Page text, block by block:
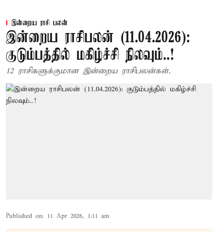
இன்றைய ராசி பலன்
இன்றைய ராசிபலன் (11.04.2026):
குடும்பத்தில் மகிழ்ச்சி நிலவும்..!
12 ராசிகளுக்குமான இன்றைய ராசிபலன்கள்.
Published on: 11 Apr 2026, 1:11 am